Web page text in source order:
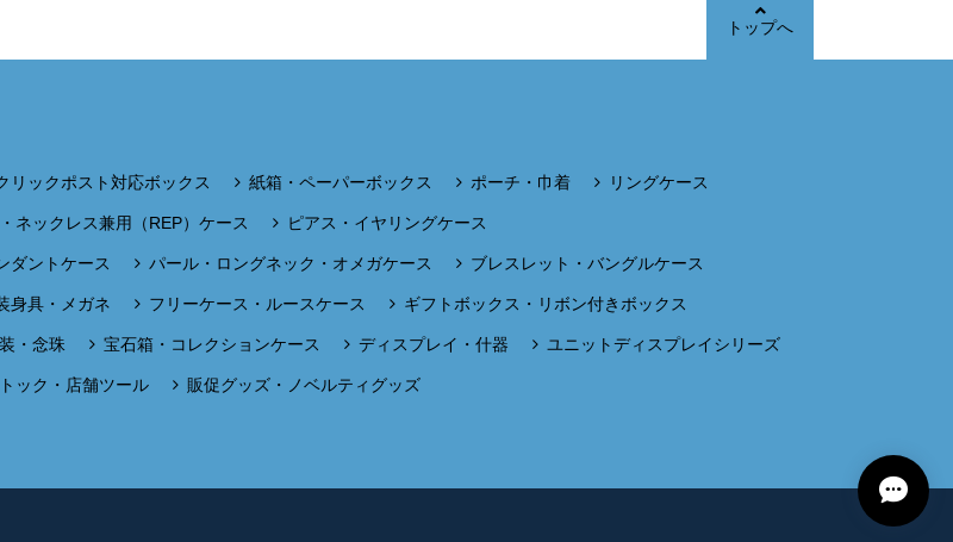
トップへ
リックポスト対応ボックス 紙箱・ペーパーボックス ポーチ・巾着 リングケース
ネックレス兼用（REP）ケース ピアス・イヤリングケース
ダントケース パール・ロングネック・オメガケース ブレスレット・バングルケース
身具・メガネ フリーケース・ルースケース ギフトボックス・リボン付きボックス
・念珠 宝石箱・コレクションケース ディスプレイ・什器 ユニットディスプレイシリーズ
ック・店舗ツール 販促グッズ・ノベルティグッズ